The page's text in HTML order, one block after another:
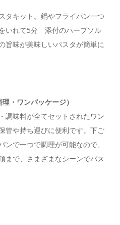
タキット。鍋やフライパン一つ
いれて5分 添付のハーブソル
旨味が美味しいパスタが簡単に
・ワンパッケージ）
調味料が全てセットされたワン
管や持ち運びに便利です。下ご
ンで一つで調理が可能なので、
まで、さまざまなシーンでパス